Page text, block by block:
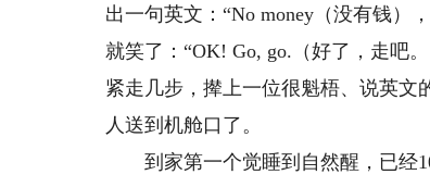
出一句英文：“No money（没有钱）
就笑了：“OK! Go, go.（好了，走吧
紧走几步，撵上一位很魁梧、说英文
人送到机舱口了。
到家第一个觉睡到自然醒，已经10